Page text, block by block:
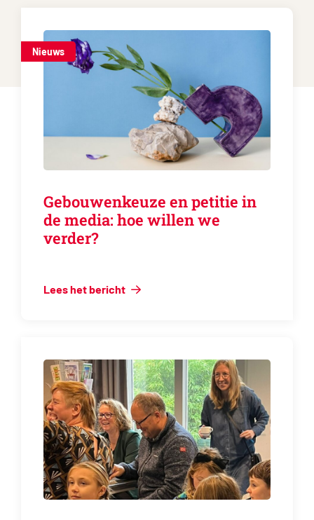
Nieuws
Gebouwenkeuze en petitie in
de media: hoe willen we
verder?
Lees het bericht